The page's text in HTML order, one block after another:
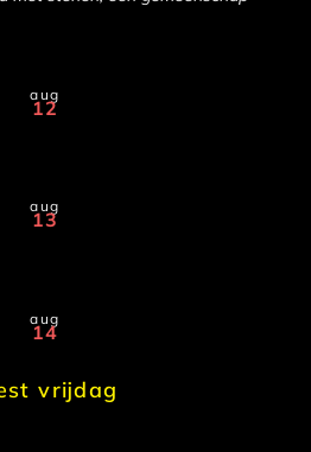
aug
12
aug
13
aug
14
vrijdag